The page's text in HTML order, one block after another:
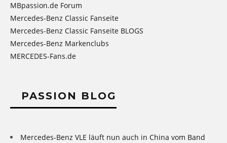
MBpassion.de Forum
Mercedes-Benz Classic Fanseite
Mercedes-Benz Classic Fanseite BLOGS
Mercedes-Benz Markenclubs
MERCEDES-Fans.de
PASSION BLOG
Mercedes-Benz VLE läuft nun auch in China vom Band